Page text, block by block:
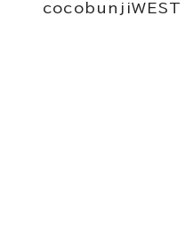
cocobunjiWEST